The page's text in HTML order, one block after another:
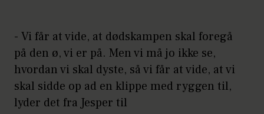
- Vi får at vide, at dødskampen skal foregå
på den ø, vi er på. Men vi må jo ikke se,
hvordan vi skal dyste, så vi får at vide, at vi
skal sidde op ad en klippe med ryggen til,
lyder det fra Jesper til